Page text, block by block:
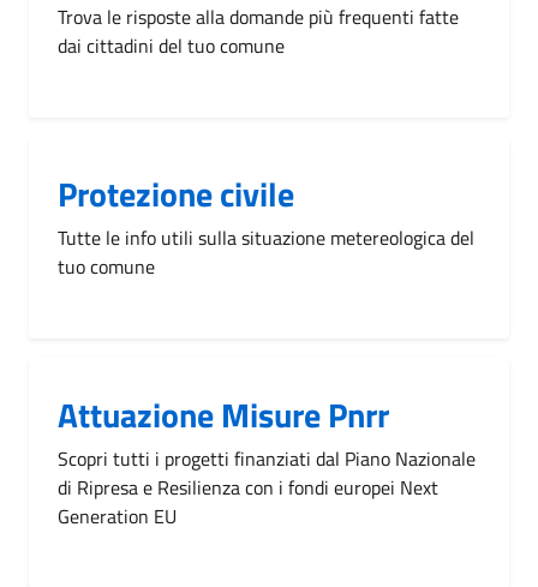
Trova le risposte alla domande più frequenti fatte
dai cittadini del tuo comune
Protezione civile
Tutte le info utili sulla situazione metereologica del
tuo comune
Attuazione Misure Pnrr
Scopri tutti i progetti finanziati dal Piano Nazionale
di Ripresa e Resilienza con i fondi europei Next
Generation EU